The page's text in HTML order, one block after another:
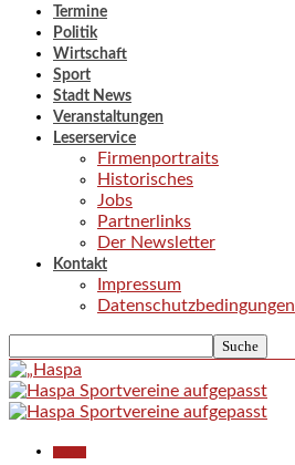
Termine
Politik
Wirtschaft
Sport
Stadt News
Veranstaltungen
Leserservice
Firmenportraits
Historisches
Jobs
Partnerlinks
Der Newsletter
Kontakt
Impressum
Datenschutzbedingungen